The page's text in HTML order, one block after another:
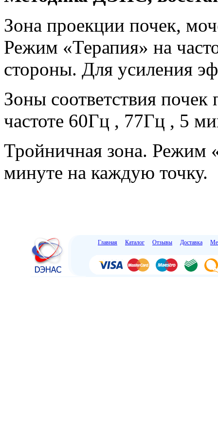
Зона проекции почек,
Режим «Терапия» на
стороны. Для усиления
Зоны соответствия
частоте 60Гц , 77Гц , 5
Тройничная зона. Режим
минуте на каждую точку.
Главная Каталог Отзывы Доставка